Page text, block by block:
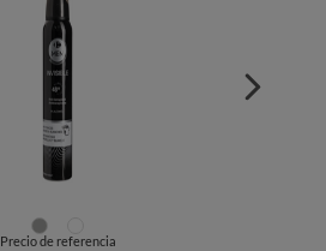
Precio de referencia